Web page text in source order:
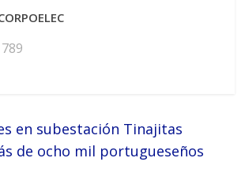
789
en subestación Tinajitas
de ocho mil portugueseños